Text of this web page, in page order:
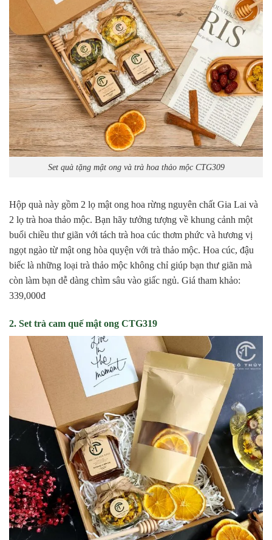
Set quà tặng mật ong và trà hoa thảo mộc CTG309
Hộp quà này gồm 2 lọ mật ong hoa rừng nguyên chất Gia Lai và
2 lọ trà hoa thảo mộc. Bạn hãy tưởng tượng về khung cảnh một
buổi chiều thư giãn với tách trà hoa cúc thơm phức và hương vị
ngọt ngào từ mật ong hòa quyện với trà thảo mộc. Hoa cúc, đậu
biếc là những loại trà thảo mộc không chỉ giúp bạn thư giãn mà
còn làm bạn dễ dàng chìm sâu vào giấc ngủ. Giá tham khảo:
339,000đ
2. Set trà cam quế mật ong CTG319